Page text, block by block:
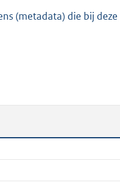
(metadata) die bij